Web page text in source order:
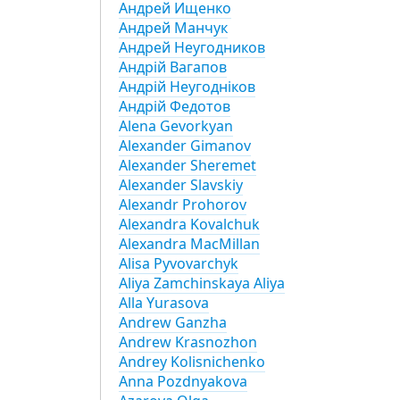
Андрей Ищенко
Андрей Манчук
Андрей Неугодников
Андрій Вагапов
Андрій Неугодніков
Андрій Федотов
Alena Gevorkyan
Alexander Gimanov
Alexander Sheremet
Alexander Slavskiy
Alexandr Prohorov
Alexandra Kovalchuk
Alexandra MacMillan
Alisa Pyvovarchyk
Aliya Zamchinskaya Aliya
Alla Yurasova
Andrew Ganzha
Andrew Krasnozhon
Andrey Kolisnichenko
Anna Pozdnyakova